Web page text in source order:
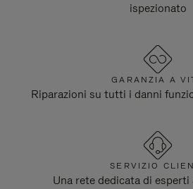
ispezionato
GARANZIA A
Riparazioni su tutti i danni
SERVIZIO
Una rete dedicata di esperti